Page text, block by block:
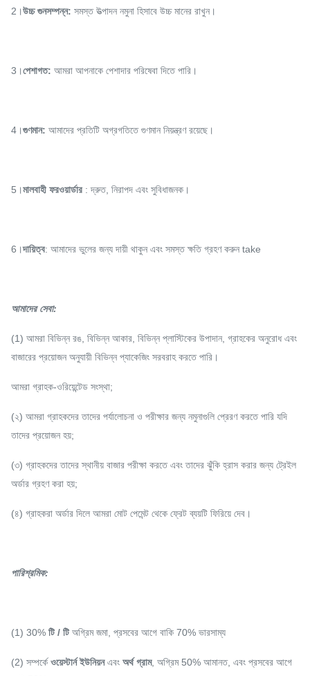
2।উচ্চ গুনসম্পন্ন: সমস্ত উত্পাদন নমুনা হিসাবে উচ্চ মানের রাখুন।
3।পেশাগত: আমরা আপনাকে পেশাদার পরিষেবা দিতে পারি।
4।গুণমান: আমাদের প্রতিটি অগ্রগতিতে গুণমান নিয়ন্ত্রণ রয়েছে।
5।মালবাহী ফরওয়ার্ডার : দ্রুত, নিরাপদ এবং সুবিধাজনক।
6।দায়িত্ব: আমাদের ভুলের জন্য দায়ী থাকুন এবং সমস্ত ক্ষতি গ্রহণ করুন take
আমাদের সেবা:
(1) আমরা বিভিন্ন রঙ, বিভিন্ন আকার, বিভিন্ন প্লাস্টিকের উপাদান, গ্রাহকের অনুরোধ এবং
বাজারের প্রয়োজন অনুযায়ী বিভিন্ন প্যাকেজিং সরবরাহ করতে পারি।
আমরা গ্রাহক-ওরিয়েন্টেড সংস্থা;
(২) আমরা গ্রাহকদের তাদের পর্যালোচনা ও পরীক্ষার জন্য নমুনাগুলি প্রেরণ করতে পারি যদি
তাদের প্রয়োজন হয়;
(৩) গ্রাহকদের তাদের স্থানীয় বাজার পরীক্ষা করতে এবং তাদের ঝুঁকি হ্রাস করার জন্য ট্রেইল
অর্ডার গ্রহণ করা হয়;
(৪) গ্রাহকরা অর্ডার দিলে আমরা মোট পেমেন্ট থেকে ফ্রেট ব্যয়টি ফিরিয়ে দেব।
পারিশ্রমিক:
(1) 30% টি / টি অগ্রিম জমা, প্রসবের আগে বাকি 70% ভারসাম্য
(2) সম্পর্কেওয়েস্টার্ন ইউনিয়নএবং অর্থ গ্রাম, অগ্রিম 50% আমানত, এবং প্রসবের আগে